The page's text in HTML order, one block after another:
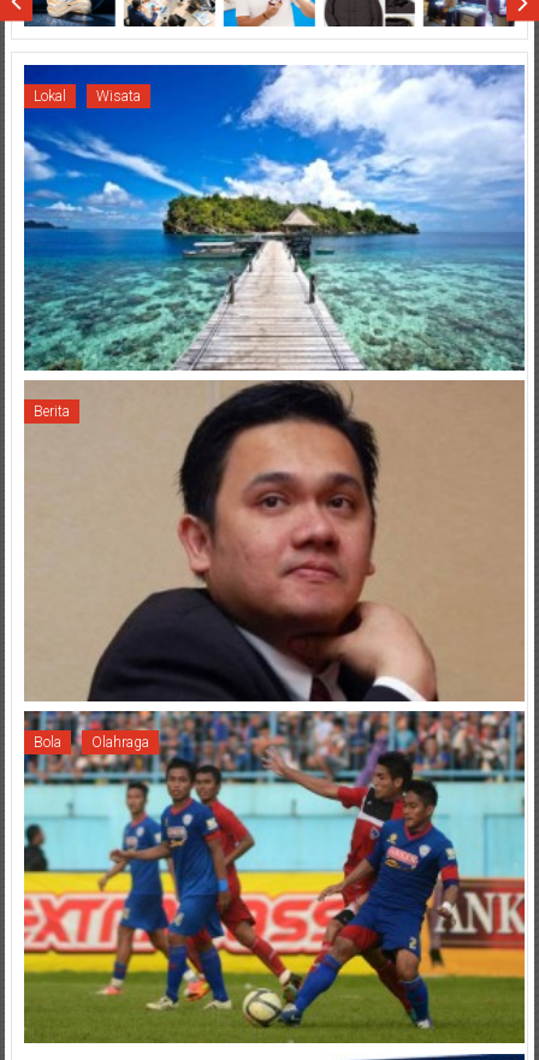
Lokal Wisata
Berita
Bola Olahraga